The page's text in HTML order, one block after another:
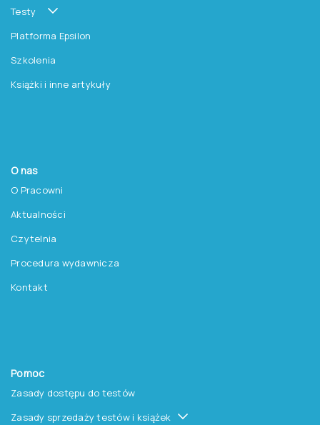
Testy
Platforma Epsilon
Szkolenia
Książki i inne artykuły
O nas
O Pracowni
Aktualności
Czytelnia
Procedura wydawnicza
Kontakt
Pomoc
Zasady dostępu do testów
Zasady sprzedaży testów i książek